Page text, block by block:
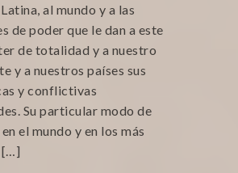
al mundo y a las
de poder que le dan a este
de totalidad y a nuestro
y a nuestros países sus
y conflictivas
Su particular modo de
el mundo y en los más
[…]